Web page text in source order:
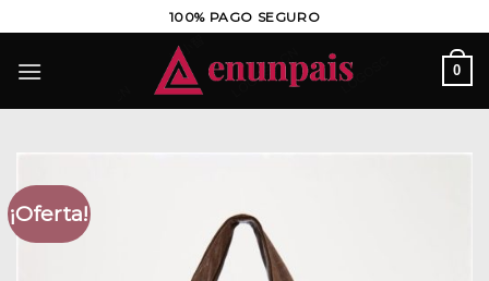
al
contenido
100% PAGO SEGURO
0
¡Oferta!